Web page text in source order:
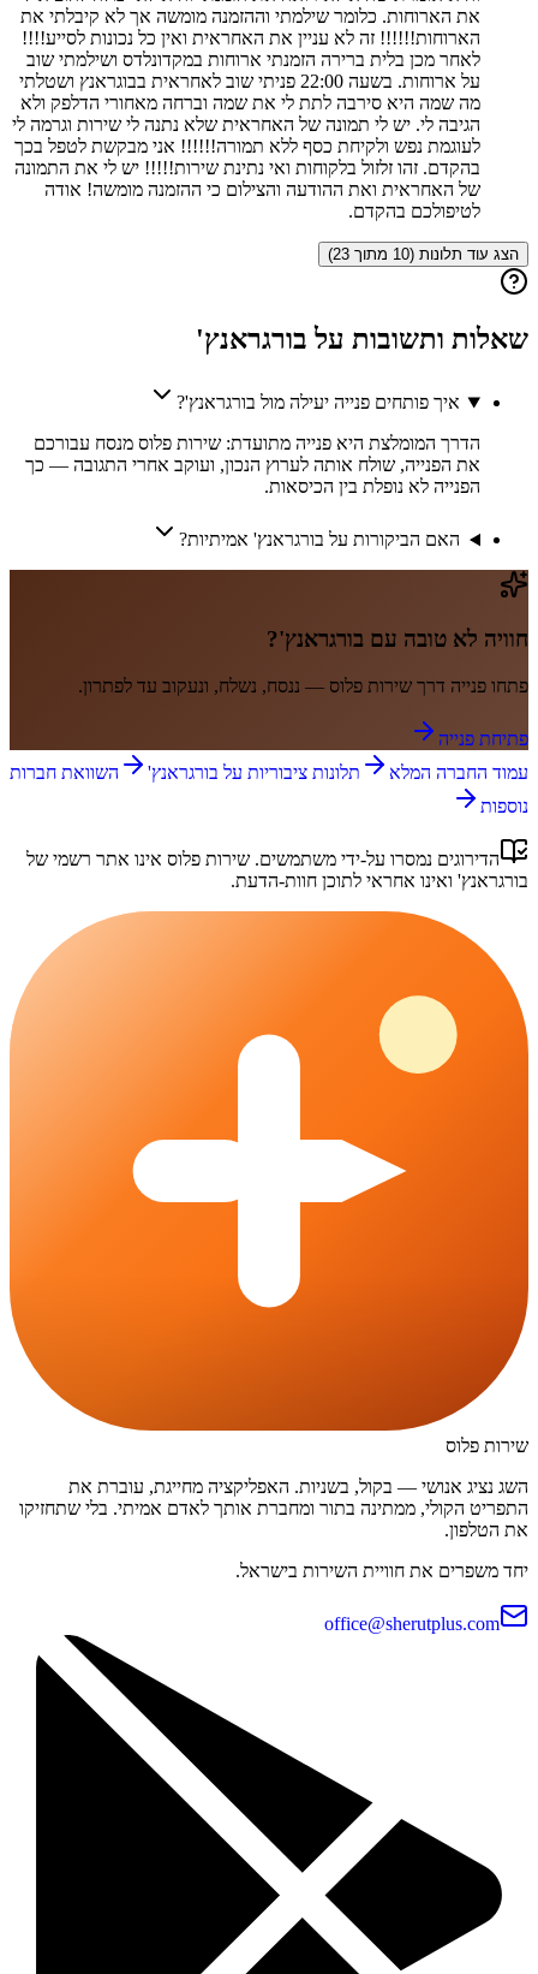
את הארוחות. כלומר שילמתי וההזמנה מומשה אך לא קיבלתי את
הארוחות!!!!!! זה לא עניין את האחראית ואין כל נכונות לסייע!!!!
לאחר מכן בלית ברירה הזמנתי ארוחות במקדונלדס ושילמתי שוב
על ארוחות. בשעה 22:00 פניתי שוב לאחראית בבוגראנץ ושטלתי
מה שמה היא סירבה לתת לי את שמה וברחה מאחורי הדלפק ולא
הגיבה לי. יש לי תמונה של האחראית שלא נתנה לי שירות וגרמה לי
לעוגמת נפש ולקיחת כסף ללא תמורה!!!!!! אני מבקשת לטפל בכך
בהקדם. זהו זלזול בלקוחות ואי נתינת שירות!!!!! יש לי את התמונה
של האחראית ואת ההודעה והצילום כי ההזמנה מומשה! אודה
לטיפולכם בהקדם.
הצג עוד תלונות (10 מתוך 23)
שאלות ותשובות על בורגראנץ'
איך פותחים פנייה יעילה מול בורגראנץ'?
הדרך המומלצת היא פנייה מתועדת: שירות פלוס מנסח עבורכם
את הפנייה, שולח אותה לערוץ הנכון, ועוקב אחרי התגובה — כך
הפנייה לא נופלת בין הכיסאות.
האם הביקורות על בורגראנץ' אמיתיות?
חוויה לא טובה עם בורגראנץ'?
פתחו פנייה דרך שירות פלוס — ננסח, נשלח, ונעקוב עד לפתרון.
פתיחת פנייה
עמוד החברה המלא
תלונות ציבוריות על בורגראנץ'
השוואת חברות
נוספות
הדירוגים נמסרו על-ידי משתמשים. שירות פלוס אינו אתר רשמי של
בורגראנץ' ואינו אחראי לתוכן חוות-הדעת.
שירות פלוס
השג נציג אנושי — בקול, בשניות. האפליקציה מחייגת, עוברת את
התפריט הקולי, ממתינה בתור ומחברת אותך לאדם אמיתי. בלי שתחזיקו
את הטלפון.
יחד משפרים את חוויית השירות בישראל.
office@sherutplus.com